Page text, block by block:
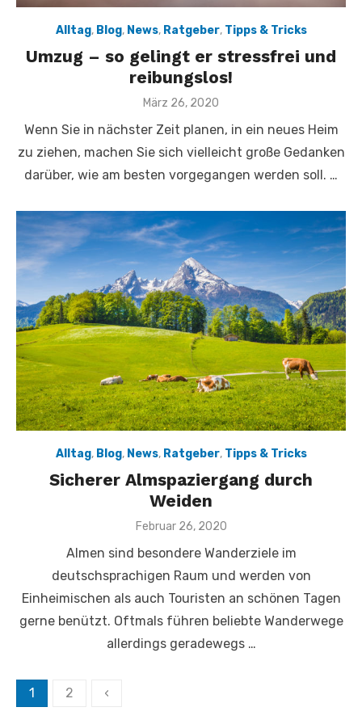
Alltag, Blog, News, Ratgeber, Tipps & Tricks
Umzug – so gelingt er stressfrei und
reibungslos!
Veröffentlicht
März 26, 2020
Wenn Sie in nächster Zeit planen, in ein neues Heim
zu ziehen, machen Sie sich vielleicht große Gedanken
darüber, wie am besten vorgegangen werden soll. …
Alltag, Blog, News, Ratgeber, Tipps & Tricks
Sicherer Almspaziergang durch
Weiden
Veröffentlicht
Februar 26, 2020
Almen sind besondere Wanderziele im
deutschsprachigen Raum und werden von
Einheimischen als auch Touristen an schönen Tagen
gerne benützt. Oftmals führen beliebte Wanderwege
allerdings geradewegs …
Seitennummerierung
1 2 ‹